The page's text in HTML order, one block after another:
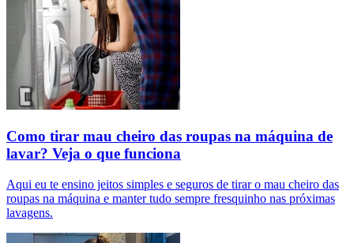
Como tirar mau cheiro das roupas na máquina de
lavar? Veja o que funciona
Aqui eu te ensino jeitos simples e seguros de tirar o mau cheiro das
roupas na máquina e manter tudo sempre fresquinho nas próximas
lavagens.